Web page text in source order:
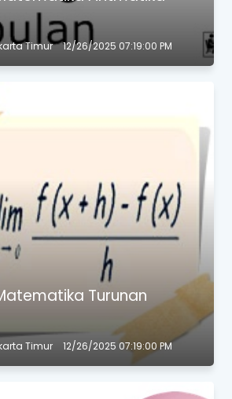
Timur 12/26/2025 07:19:00 PM
Turunan
Timur 12/26/2025 07:19:00 PM